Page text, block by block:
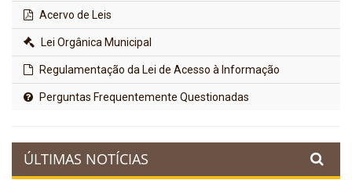
Acervo de Leis
Lei Orgânica Municipal
Regulamentação da Lei de Acesso à Informação
Perguntas Frequentemente Questionadas
ÚLTIMAS NOTÍCIAS